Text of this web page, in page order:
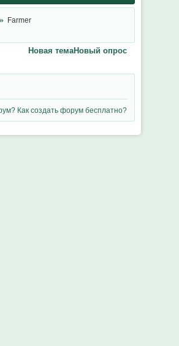
Farmer
Новая темаНовый опрос